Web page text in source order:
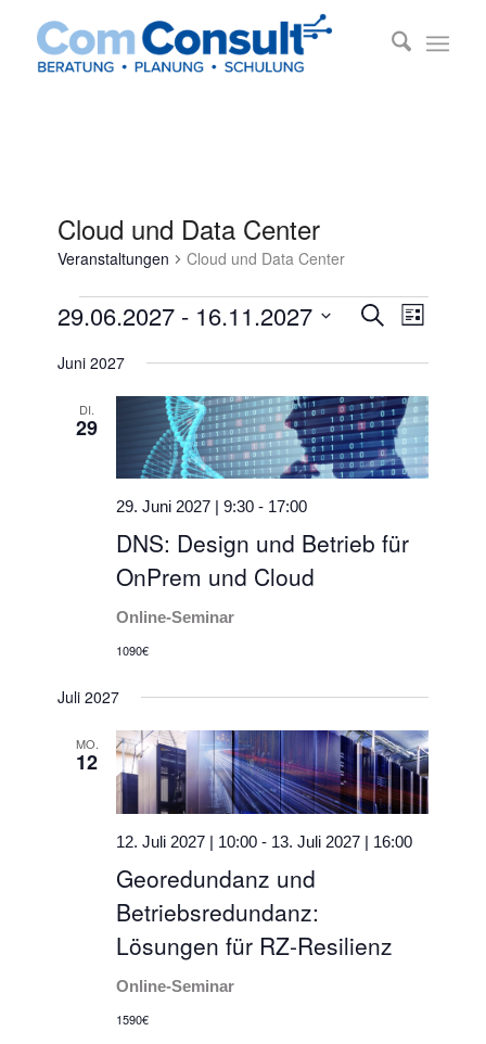
Cloud und Data Center
Veranstaltungen Cloud und Data Center
Veranstaltungen SucheListe
29.06.2027 - 16.11.2027
wählen.
Juni 2027
DI.
29
DNS: Design und Betrieb für
OnPrem und Cloud
29. Juni 2027 | 9:30 - 17:00
Online-Seminar
1090€
Juli 2027
MO.
12
Georedundanz und
Betriebsredundanz:
Lösungen für RZ-Resilienz
12. Juli 2027 | 10:00 - 13. Juli 2027 | 16:00
Online-Seminar
1590€